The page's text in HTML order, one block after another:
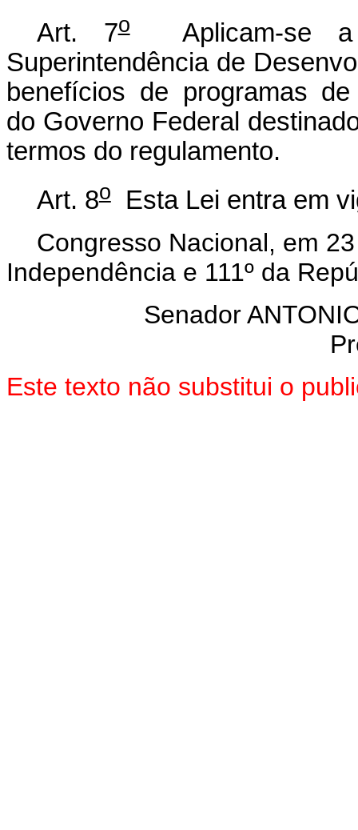
Art. 7oAplicam-se a
Superintendência de
benefícios de programas
do Governo Federal
termos do regulamento.
Art. 8oEsta Lei entra em
Congresso Nacional, em
Independência e 111º da
Senador
Este texto não substitui o